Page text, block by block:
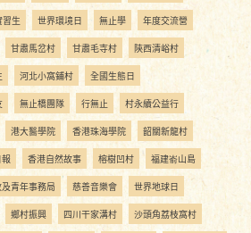
習生 世界環境日 無止學 年度交流營
甘肅馬岔村 甘肅毛寺村 陝西清峪村
河北小窩鋪村 全國生態日
無止橋團隊 行無止 村永續公益行
港大醫學院 香港珠海學院 韶關新龍村
香港自然故事 榕樹凹村 福建嵛山島
及青年事務局 慈善音樂會 世界地球日
鄉村振興 四川干家溝村 沙頭角荔枝窩村